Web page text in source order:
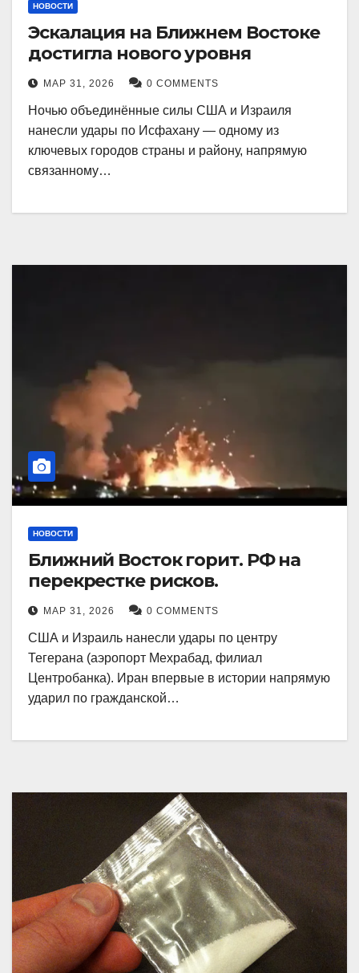
НОВОСТИ
Эскалация на Ближнем Востоке
достигла нового уровня
МАР 31, 2026 0 COMMENTS
Ночью объединённые силы США и Израиля
нанесли удары по Исфахану — одному из
ключевых городов страны и району, напрямую
связанному…
НОВОСТИ
Ближний Восток горит. РФ на
перекрестке рисков.
МАР 31, 2026 0 COMMENTS
США и Израиль нанесли удары по центру
Тегерана (аэропорт Мехрабад, филиал
Центробанка). Иран впервые в истории напрямую
ударил по гражданской…